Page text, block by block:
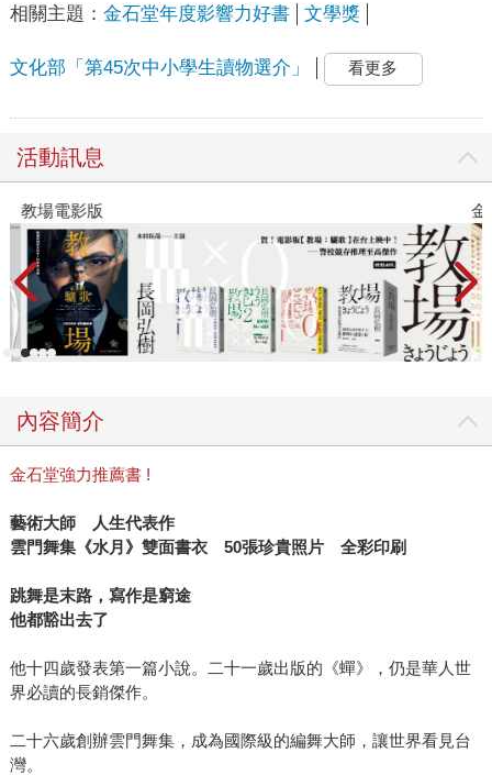
相關主題： 金石堂年度影響力好書 文學獎
文化部「第45次中小學生讀物選介」 看更多
活動訊息
教場電影版 金
內容簡介
金石堂強力推薦書 !
藝術大師 人生代表作
雲門舞集《水月》雙面書衣 50張珍貴照片 全彩印刷
跳舞是末路，寫作是窮途
他都豁出去了
他十四歲發表第一篇小說。二十一歲出版的《蟬》，仍是華人世
界必讀的長銷傑作。
二十六歲創辦雲門舞集，成為國際級的編舞大師，讓世界看見台
灣。